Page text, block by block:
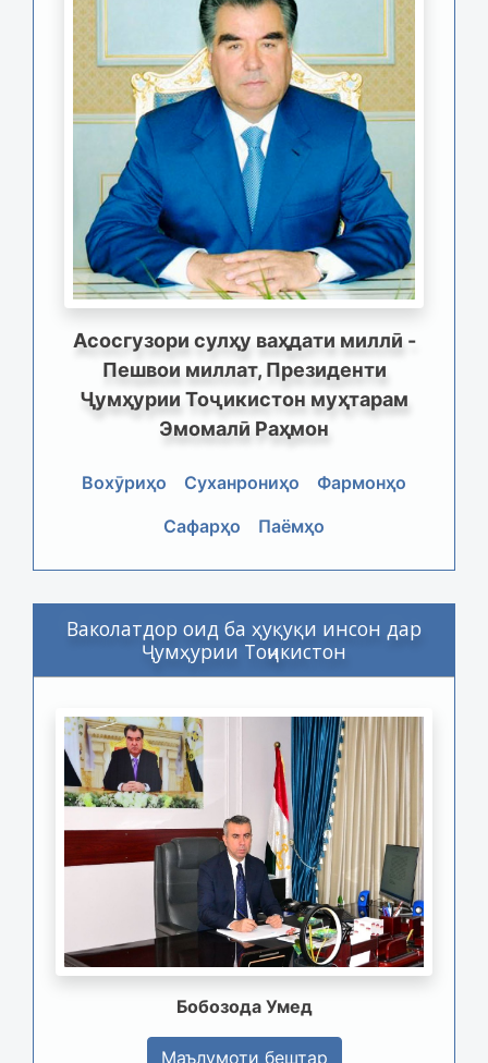
Асосгузори сулҳу ваҳдати миллӣ -
Пешвои миллат, Президенти
Ҷумҳурии Тоҷикистон муҳтарам
Эмомалӣ Раҳмон
Вохӯриҳо Суханрониҳо
Фармонҳо
Сафарҳо
Паёмҳо
Ваколатдор оид ба ҳуқуқи инсон дар
Ҷумҳурии Тоҷикистон
Бобозода Умед
Маълумоти бештар